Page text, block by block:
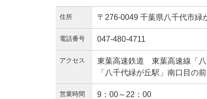
住所 〒276-0049 千葉県八千代市
電話番号 047-480-4711
アクセス
東葉高速鉄道 東葉高速線「
「八千代緑が丘駅」南口目の前
営業時間 9：00～22：00